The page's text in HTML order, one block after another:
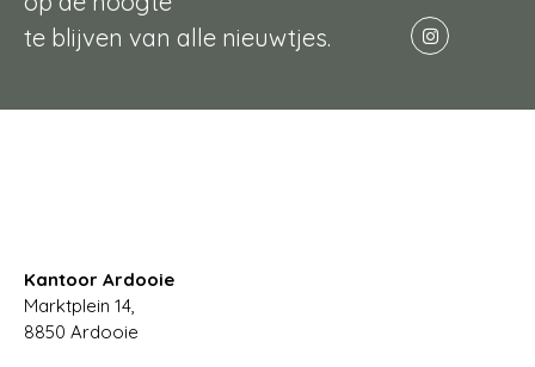
te blijven van alle nieuwtjes.
Kantoor Ardooie
Marktplein 14,
8850 Ardooie